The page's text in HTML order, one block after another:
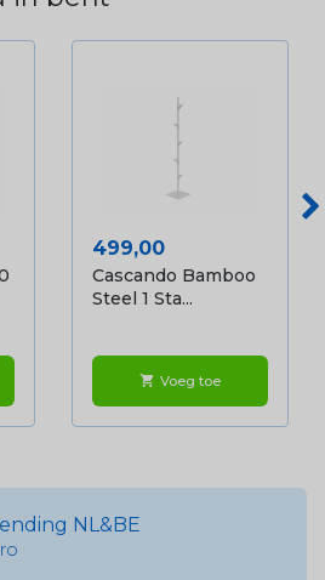
Prijs
499,00
Cascando Bamboo
Steel 1 Sta...
shopping_cart Voeg toe
NL&BE